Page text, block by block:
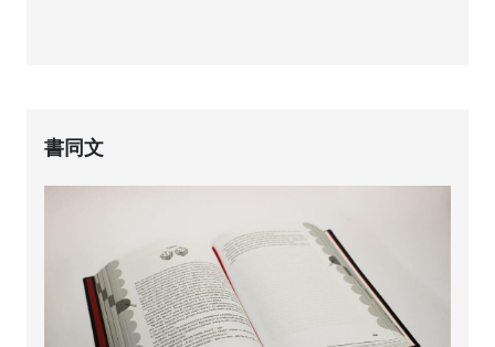
書同文